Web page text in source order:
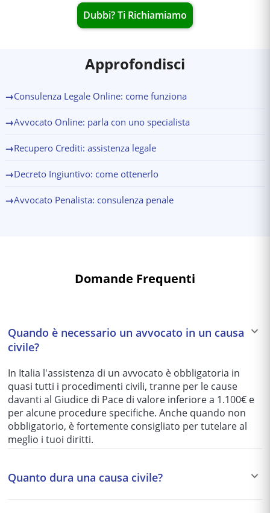
Dubbi? Ti Richiamiamo
Approfondisci
→Consulenza Legale Online: come funziona
→Avvocato Online: parla con uno specialista
→Recupero Crediti: assistenza legale
→Decreto Ingiuntivo: come ottenerlo
→Avvocato Penalista: consulenza penale
Domande Frequenti
Quando è necessario un avvocato in un causa
civile?
In Italia l'assistenza di un avvocato è obbligatoria in
quasi tutti i procedimenti civili, tranne per le cause
davanti al Giudice di Pace di valore inferiore a 1.100€ e
per alcune procedure specifiche. Anche quando non
obbligatorio, è fortemente consigliato per tutelare al
meglio i tuoi diritti.
Quanto dura una causa civile?